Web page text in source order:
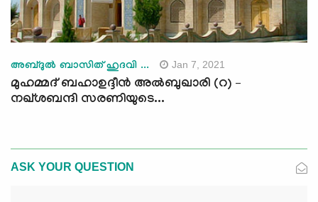
അബ്ദുൽ ബാസിത് ഹുദവി ... Jan 7, 2021
മുഹമ്മദ് ബഹാഉദ്ദീൻ അല്‍ബുഖാരി (റ) –
നഖ്ശബന്ദി സരണിയുടെ...
ASK YOUR QUESTION